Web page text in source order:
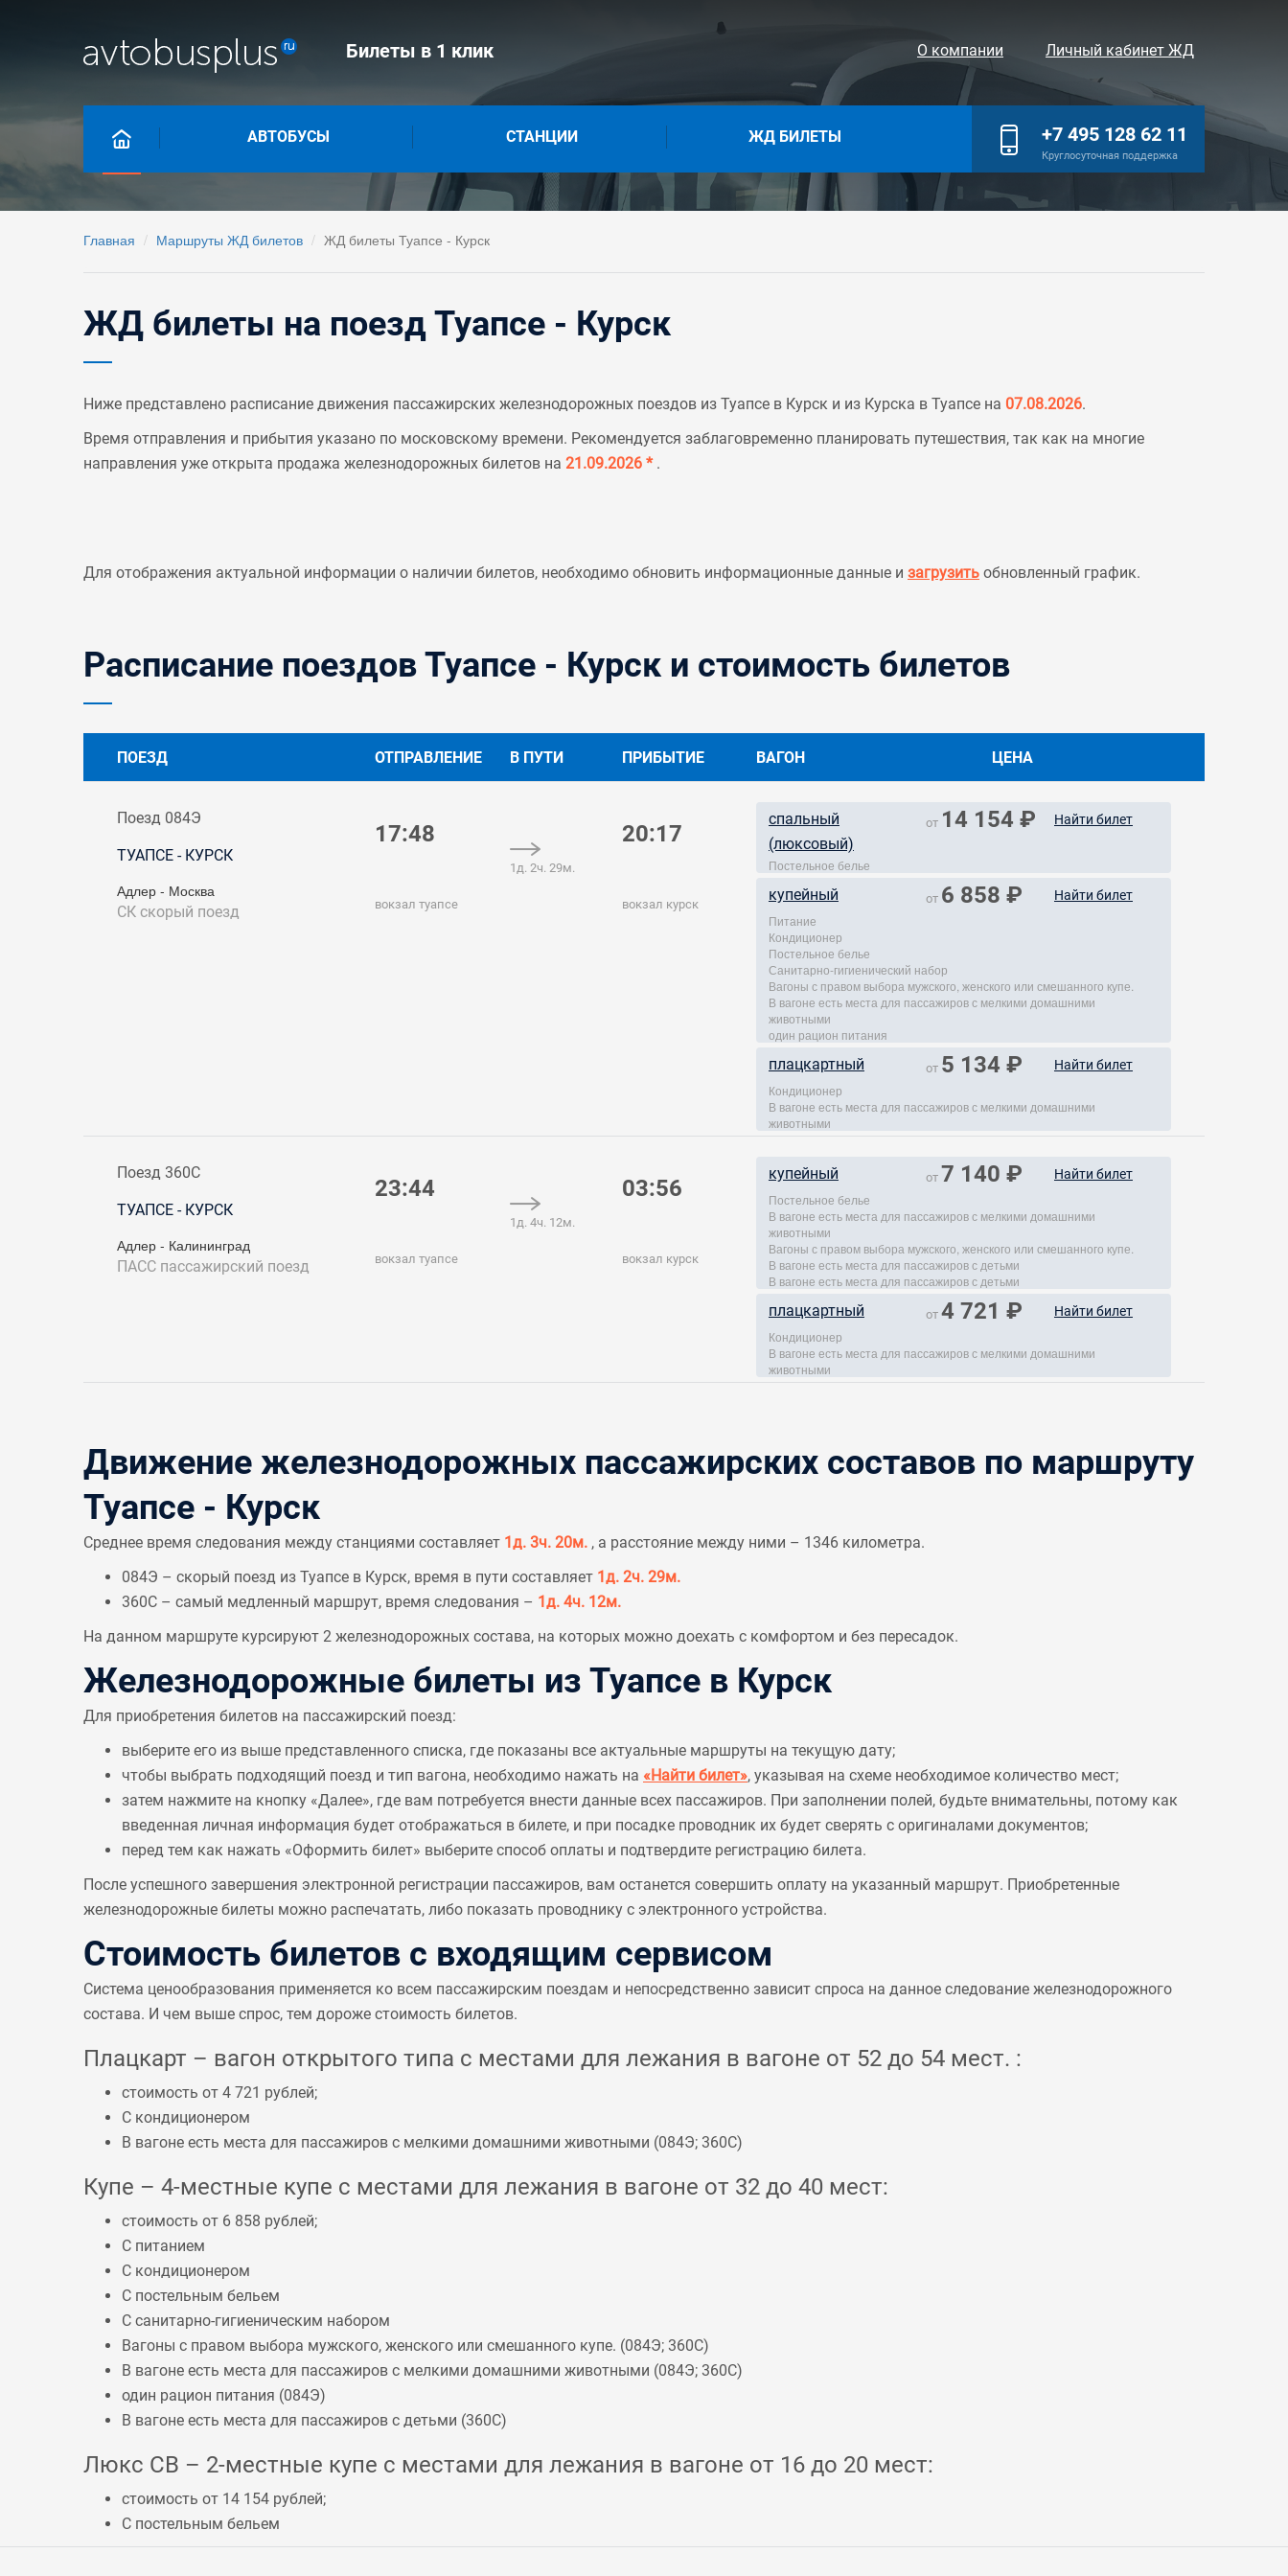
Билеты в 1 клик О компании Личный кабинет ЖД
АВТОБУСЫ СТАНЦИИ ЖД БИЛЕТЫ +7 495 128 62 11
Круглосуточная поддержка
Главная Маршруты ЖД билетов ЖД билеты Туапсе - Курск
ЖД билеты на поезд Туапсе - Курск
Ниже представлено расписание движения пассажирских железнодорожных поездов из Туапсе в Курск и из Курска в Туапсе на 07.08.2026.
Время отправления и прибытия указано по московскому времени. Рекомендуется заблаговременно планировать путешествия, так как на многие
направления уже открыта продажа железнодорожных билетов на 21.09.2026 * .
Для отображения актуальной информации о наличии билетов, необходимо обновить информационные данные и загрузить обновленный график.
Расписание поездов Туапсе - Курск и стоимость билетов
ПОЕЗД ОТПРАВЛЕНИЕ В ПУТИ ПРИБЫТИЕ ВАГОН ЦЕНА
Поезд 084Э
ТУАПСЕ - КУРСК
Адлер - Москва
СКскорый поезд
17:48
вокзал туапсе
1д. 2ч. 29м.
20:17
вокзал курск
спальный
(люксовый)
от 14 154 ₽ Найти билет
Постельное белье
купейный от 6 858 ₽ Найти билет
Питание
Кондиционер
Постельное белье
Санитарно-гигиенический набор
Вагоны с правом выбора мужского, женского или смешанного купе.
В вагоне есть места для пассажиров с мелкими домашними
животными
один рацион питания
плацкартный от 5 134 ₽ Найти билет
Кондиционер
В вагоне есть места для пассажиров с мелкими домашними
животными
Поезд 360С
ТУАПСЕ - КУРСК
Адлер - Калининград
ПАСС пассажирский поезд
23:44
вокзал туапсе
1д. 4ч. 12м.
03:56
вокзал курск
купейный от 7 140 ₽ Найти билет
Постельное белье
В вагоне есть места для пассажиров с мелкими домашними
животными
Вагоны с правом выбора мужского, женского или смешанного купе.
В вагоне есть места для пассажиров с детьми
В вагоне есть места для пассажиров с детьми
плацкартный от4 721 ₽ Найти билет
Кондиционер
В вагоне есть места для пассажиров с мелкими домашними
животными
Движение железнодорожных пассажирских составов по маршруту
Туапсе - Курск
Среднее время следования между станциями составляет 1д. 3ч. 20м. , а расстояние между ними – 1346 километра.
084Э – скорый поезд из Туапсе в Курск, время в пути составляет 1д. 2ч. 29м.
360С – самый медленный маршрут, время следования – 1д. 4ч. 12м.
На данном маршруте курсируют 2 железнодорожных состава, на которых можно доехать с комфортом и без пересадок.
Железнодорожные билеты из Туапсе в Курск
Для приобретения билетов на пассажирский поезд:
выберите его из выше представленного списка, где показаны все актуальные маршруты на текущую дату;
чтобы выбрать подходящий поезд и тип вагона, необходимо нажать на «Найти билет», указывая на схеме необходимое количество мест;
затем нажмите на кнопку «Далее», где вам потребуется внести данные всех пассажиров. При заполнении полей, будьте внимательны, потому как
введенная личная информация будет отображаться в билете, и при посадке проводник их будет сверять с оригиналами документов;
перед тем как нажать «Оформить билет» выберите способ оплаты и подтвердите регистрацию билета.
После успешного завершения электронной регистрации пассажиров, вам останется совершить оплату на указанный маршрут. Приобретенные
железнодорожные билеты можно распечатать, либо показать проводнику с электронного устройства.
Стоимость билетов с входящим сервисом
Система ценообразования применяется ко всем пассажирским поездам и непосредственно зависит спроса на данное следование железнодорожного
состава. И чем выше спрос, тем дороже стоимость билетов.
Плацкарт – вагон открытого типа с местами для лежания в вагоне от 52 до 54 мест. :
стоимость от 4 721 рублей;
С кондиционером
В вагоне есть места для пассажиров с мелкими домашними животными (084Э; 360С)
Купе – 4-местные купе с местами для лежания в вагоне от 32 до 40 мест:
стоимость от 6 858 рублей;
С питанием
С кондиционером
С постельным бельем
С санитарно-гигиеническим набором
Вагоны с правом выбора мужского, женского или смешанного купе. (084Э; 360С)
В вагоне есть места для пассажиров с мелкими домашними животными (084Э; 360С)
один рацион питания (084Э)
В вагоне есть места для пассажиров с детьми (360С)
Люкс СВ – 2-местные купе с местами для лежания в вагоне от 16 до 20 мест:
стоимость от 14 154 рублей;
С постельным бельем